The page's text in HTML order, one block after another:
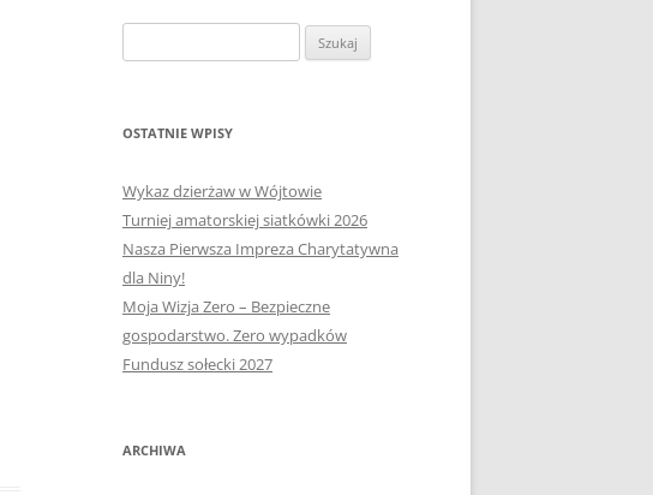
E-MAPA BARCZEWA
SOŁECTWO NIKIELKOWO
OSTATNIE WPISY
Wykaz dzierżaw w Wójtowie
Turniej amatorskiej siatkówki 2026
Nasza Pierwsza Impreza Charytatywna
dla Niny!
Moja Wizja Zero – Bezpieczne
gospodarstwo. Zero wypadków
Fundusz sołecki 2027
ARCHIWA